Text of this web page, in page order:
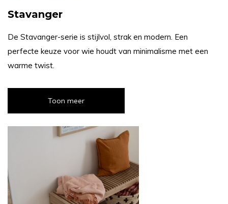
Stavanger
De Stavanger-serie is stijlvol, strak en modern. Een
perfecte keuze voor wie houdt van minimalisme met een
warme twist.
Toon meer